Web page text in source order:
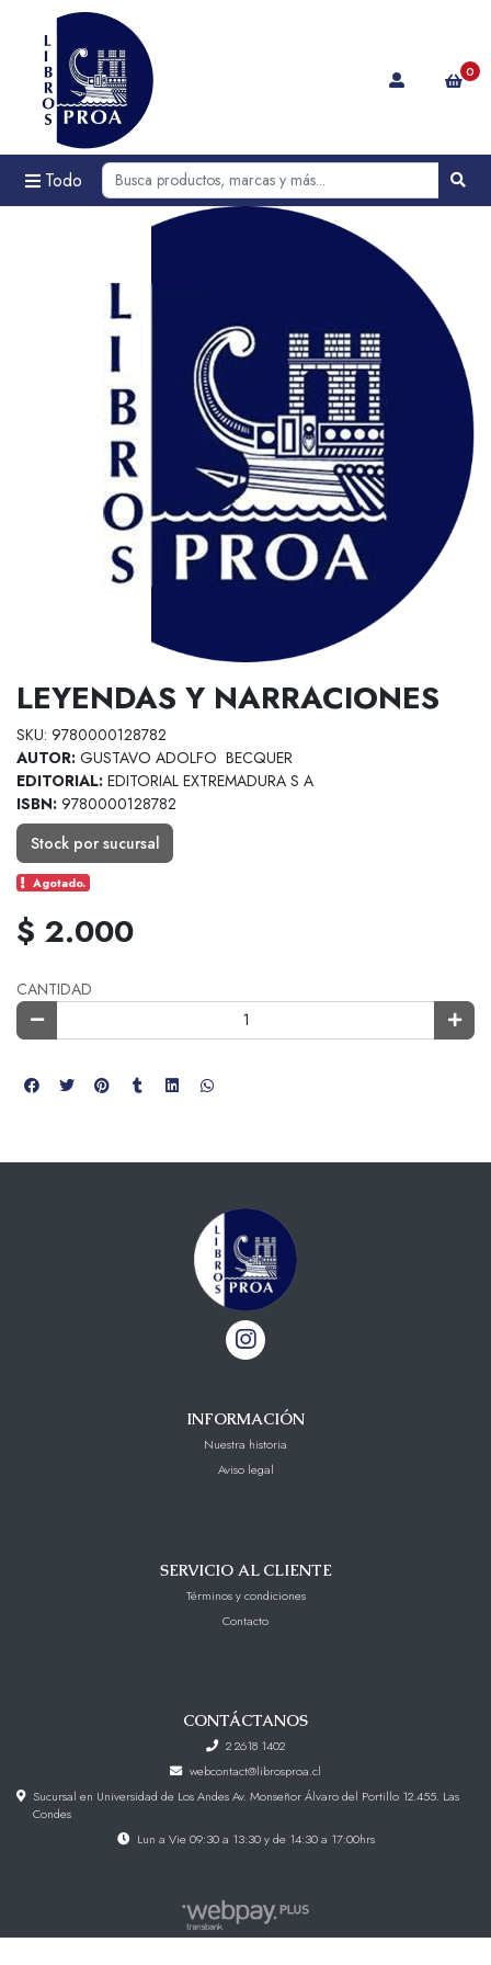
Todo
0
LEYENDAS Y NARRACIONES
SKU: 9780000128782
AUTOR: GUSTAVO ADOLFO BECQUER
EDITORIAL: EDITORIAL EXTREMADURA S A
ISBN: 9780000128782
Stock por sucursal
Agotado.
$ 2.000
CANTIDAD
INFORMACIÓN
Nuestra historia
Aviso legal
SERVICIO AL CLIENTE
Términos y condiciones
Contacto
CONTÁCTANOS
2 2618 1402
webcontact@librosproa.cl
Sucursal en Universidad de Los Andes Av. Monseñor Álvaro del Portillo 12.455. Las
Condes
Lun a Vie 09:30 a 13:30 y de 14:30 a 17:00hrs